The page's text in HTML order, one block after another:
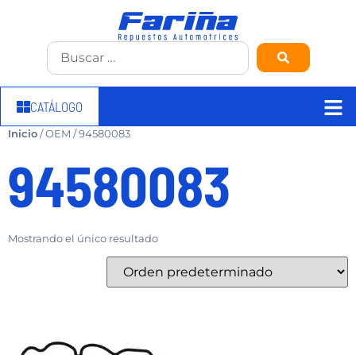
CATÁLOGO
Inicio/ OEM / 94580083
94580083
Mostrando el único resultado